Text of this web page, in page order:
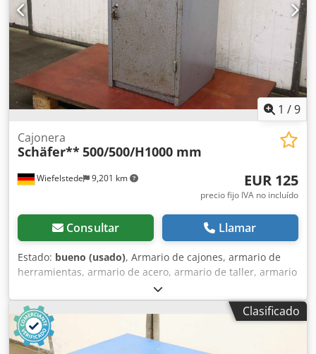
1 /9
Wiefelstede 9,201 km
Cajonera
Schäfer**500/500/H1000 mm
EUR 125
precio fijo IVA no incluído
Consultar Llamar
Estado: bueno (usado), Armario de cajones, armario de
herramientas, armario de acero, armario de taller, armario
de cajones -Armario de herramientas Schäfer, armario con
cajones de diseño robusto -1 cajón/2 bordes:
Disposición/altura ver fotos -Puerta del armario: con
cerradura -Cantidad: 1 pieza disponible Chodpfx Ajud Utiel
Tsa -Dimensiones: An x Al x Pr 500/500/1000 mm -Peso: 29
Clasificado